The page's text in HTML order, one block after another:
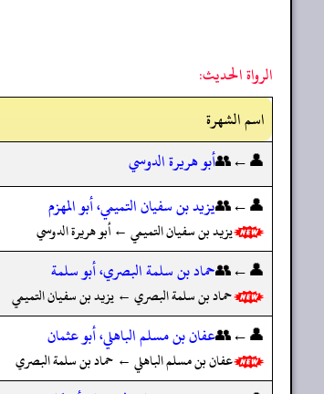
الرواة الحديث:
اسم الشهرة
👤←👥أبو هريرة الدوسي
👤←👥يزيد بن سفيان التميمي، أبو المهزم
يزيد بن سفيان التميمي ← أبو هريرة الدوسي
👤←👥حماد بن سلمة البصري، أبو سلمة
حماد بن سلمة البصري ← يزيد بن سفيان التميمي
👤←👥عفان بن مسلم الباهلي، أبو عثمان
عفان بن مسلم الباهلي ← حماد بن سلمة البصري